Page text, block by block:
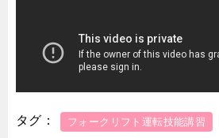
タグ フォークリフト運転技能講習